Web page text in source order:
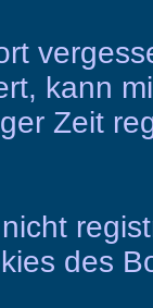
kann
Zeit
des